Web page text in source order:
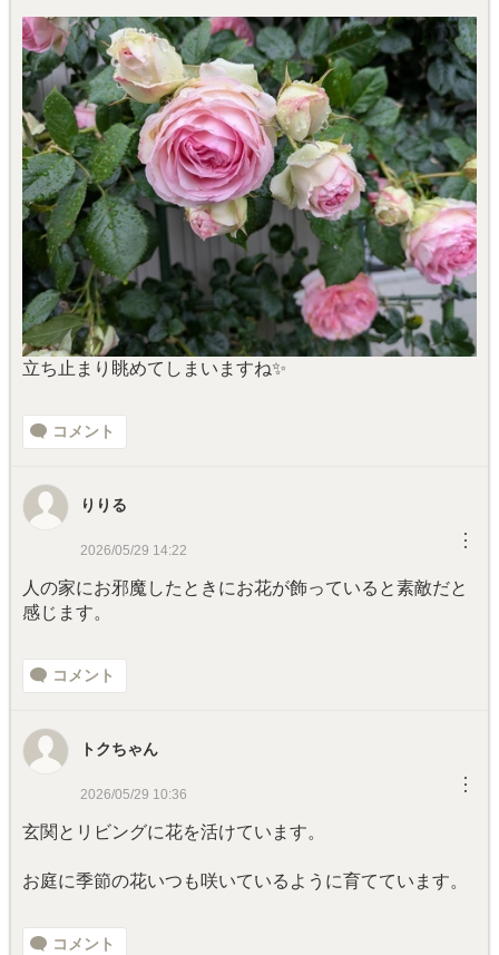
立ち止まり眺めてしまいますね✨
コメント
りりる
2026/05/29 14:22 ︙
人の家にお邪魔したときにお花が飾っていると素敵だと
感じます。
コメント
トクちゃん
2026/05/29 10:36 ︙
玄関とリビングに花を活けています。
お庭に季節の花いつも咲いているように育てています。
コメント